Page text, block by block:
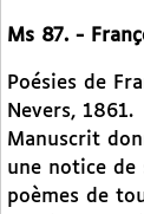
Ms 87. -
Poésies de
Nevers, 1861.
Manuscrit
une notice de
poèmes de